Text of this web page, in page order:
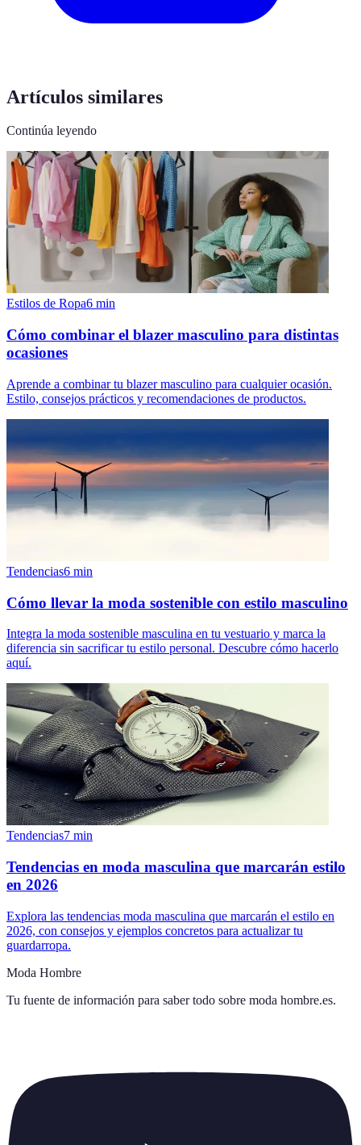
Artículos similares
Continúa leyendo
Estilos de Ropa6 min
Cómo combinar el blazer masculino para distintas
ocasiones
Aprende a combinar tu blazer masculino para cualquier ocasión.
Estilo, consejos prácticos y recomendaciones de productos.
Tendencias6 min
Cómo llevar la moda sostenible con estilo masculino
Integra la moda sostenible masculina en tu vestuario y marca la
diferencia sin sacrificar tu estilo personal. Descubre cómo hacerlo
aquí.
Tendencias7 min
Tendencias en moda masculina que marcarán estilo
en 2026
Explora las tendencias moda masculina que marcarán el estilo en
2026, con consejos y ejemplos concretos para actualizar tu
guardarropa.
Moda Hombre
Tu fuente de información para saber todo sobre moda hombre.es.